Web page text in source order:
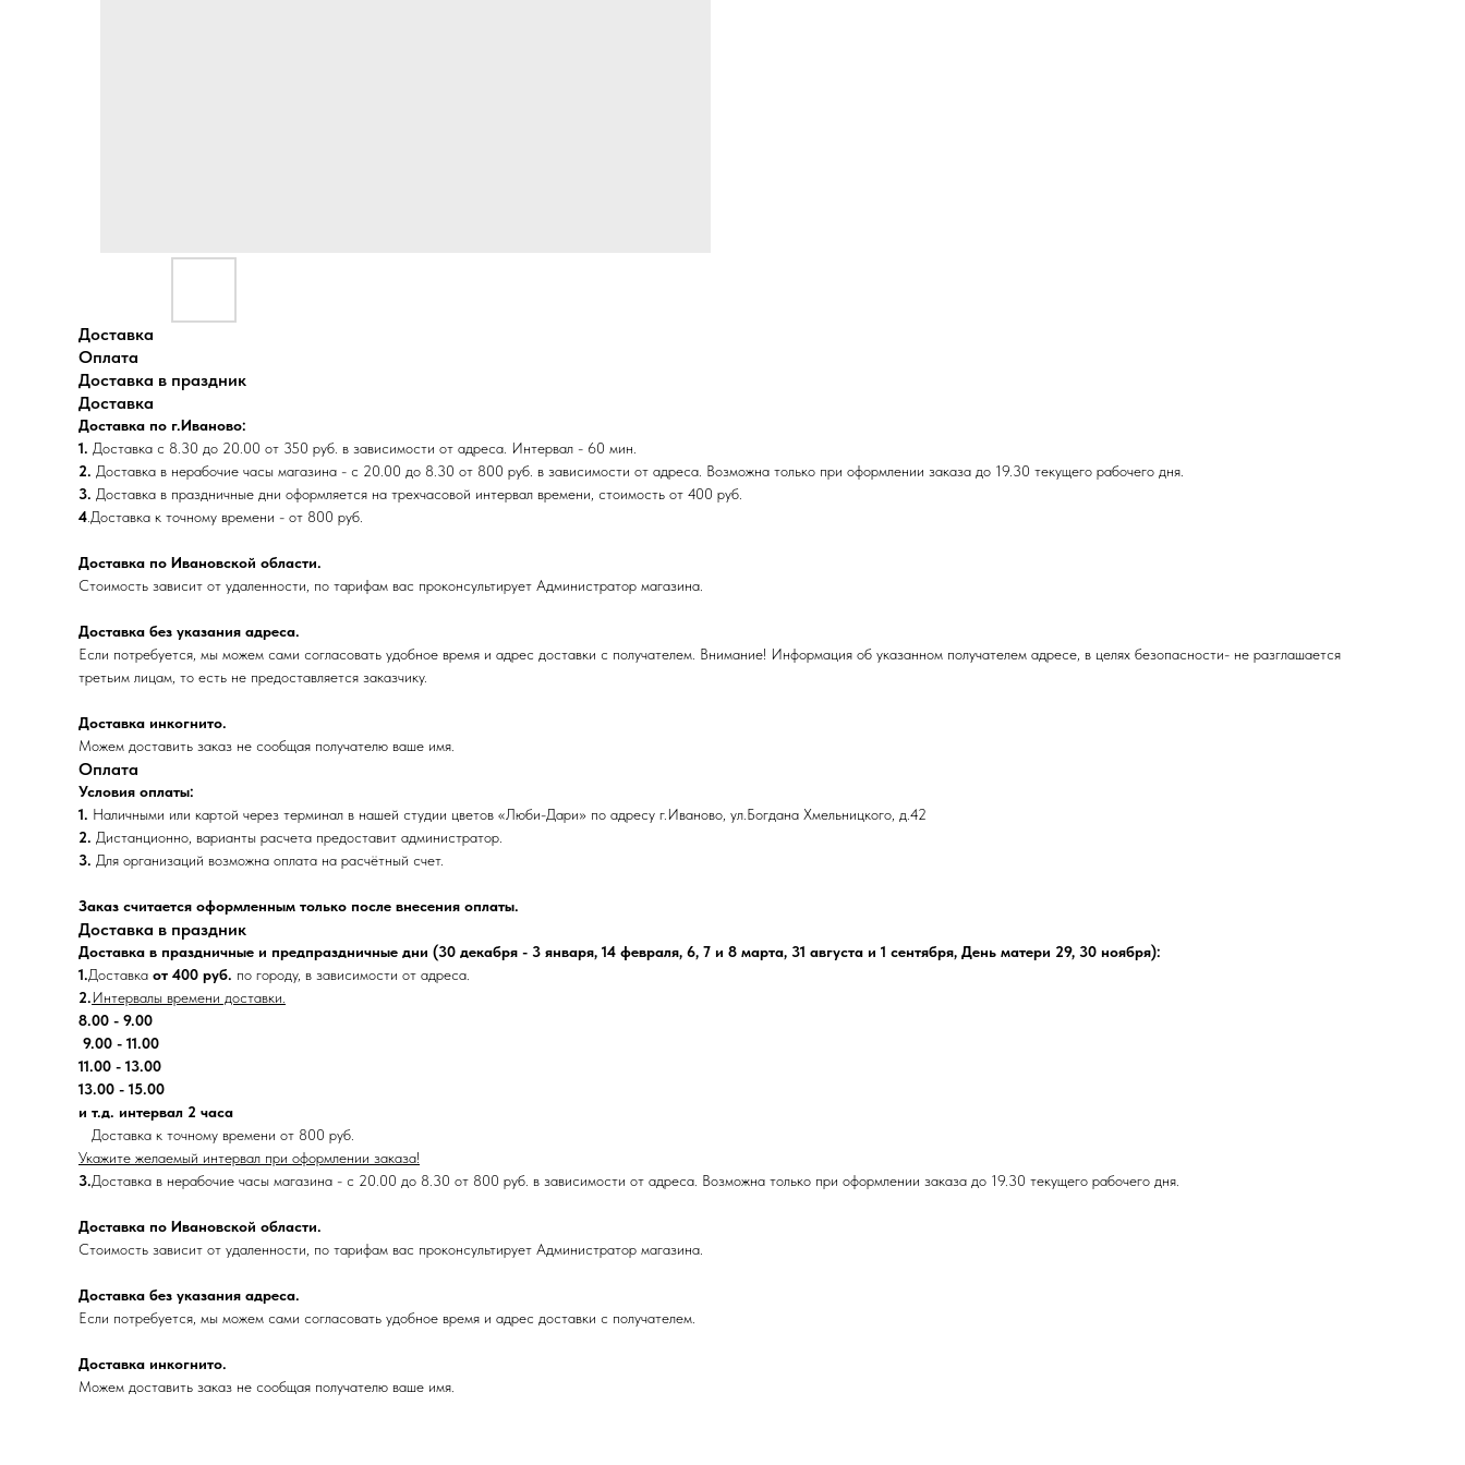
Доставка
Оплата
Доставка в праздник
Доставка
Доставка по г.Иваново:
1. Доставка с 8.30 до 20.00 от 350 руб. в зависимости от адреса. Интервал - 60 мин.
2. Доставка в нерабочие часы магазина - с 20.00 до 8.30 от 800 руб. в зависимости от адреса. Возможна только при оформлении заказа до 19.30 текущего рабочего дня.
3. Доставка в праздничные дни оформляется на трехчасовой интервал времени, стоимость от 400 руб.
4 .Доставка к точному времени - от 800 руб.
Доставка по Ивановской области.
Стоимость зависит от удаленности, по тарифам вас проконсультирует Администратор магазина.
Доставка без указания адреса.
Если потребуется, мы можем сами согласовать удобное время и адрес доставки с получателем. Внимание! Информация об указанном получателем адресе, в целях безопасности- не разглашается
третьим лицам, то есть не предоставляется заказчику.
Доставка инкогнито.
Можем доставить заказ не сообщая получателю ваше имя.
Оплата
Условия оплаты:
1. Наличными или картой через терминал в нашей студии цветов «Люби-Дари» по адресу г.Иваново, ул.Богдана Хмельницкого, д.42
2. Дистанционно, варианты расчета предоставит администратор.
3. Для организаций возможна оплата на расчётный счет.
Заказ считается оформленным только после внесения оплаты.
Доставка в праздник
Доставка в праздничные и предпраздничные дни (30 декабря - 3 января, 14 февраля, 6, 7 и 8 марта, 31 августа и 1 сентября, День матери 29, 30 ноября):
1.Доставка от 400 руб. по городу, в зависимости от адреса.
2.Интервалы времени доставки.
8.00 - 9.00
9.00 - 11.00
11.00 - 13.00
13.00 - 15.00
и т.д. интервал 2 часа
Доставка к точному времени от 800 руб.
Укажите желаемый интервал при оформлении заказа!
3.Доставка в нерабочие часы магазина - с 20.00 до 8.30 от 800 руб. в зависимости от адреса. Возможна только при оформлении заказа до 19.30 текущего рабочего дня.
Доставка по Ивановской области.
Стоимость зависит от удаленности, по тарифам вас проконсультирует Администратор магазина.
Доставка без указания адреса.
Если потребуется, мы можем сами согласовать удобное время и адрес доставки с получателем.
Доставка инкогнито.
Можем доставить заказ не сообщая получателю ваше имя.